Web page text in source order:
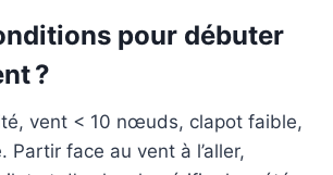
pour débuter
?
vent < 10 nœuds, clapot faible,
Partir face au vent à l’aller,